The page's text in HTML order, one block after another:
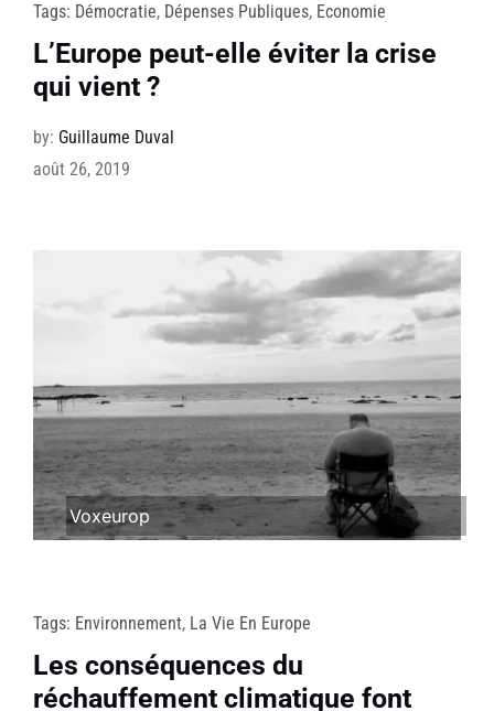
Tags: Démocratie, Dépenses Publiques, Economie
L’Europe peut-elle éviter la crise
qui vient ?
by: Guillaume Duval
août 26, 2019
Voxeurop
Tags: Environnement, La Vie En Europe
Les conséquences du
réchauffement climatique font